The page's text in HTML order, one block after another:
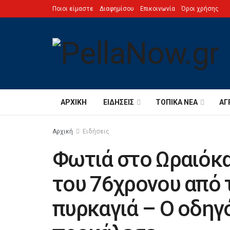
Ποιοι είμαστε Διαφημίσου Επικοινωνία Όροι χρήσης
ΑΡΧΙΚΉ ΕΙΔΉΣΕΙΣ ΤΟΠΙΚΆ ΝΈΑ
Αρχική Ειδήσεις
Φωτιά στο
του 76χρονου από
πυρκαγιά – Ο